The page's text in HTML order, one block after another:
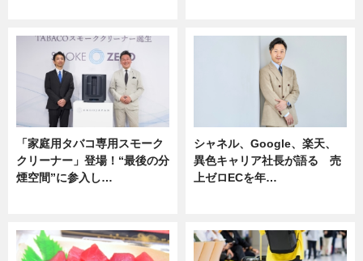
「家庭用タバコ専用スモーク
クリーナー」登場！“最後の分
煙空間”に参入し…
シャネル、Google、楽天、
異色キャリア社長が語る 売
上ゼロECを年…